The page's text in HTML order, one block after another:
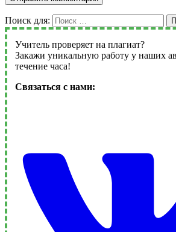
Поиск для:
Учитель проверяет на плагиат?
Закажи уникальную работу у наших
течение часа!
Связаться с нами: